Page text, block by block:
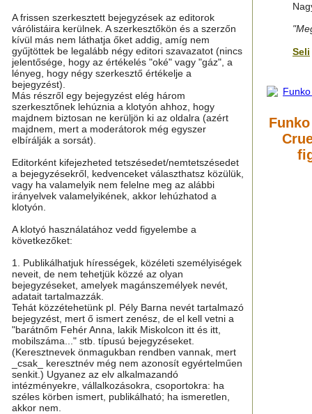
A frissen szerkesztett bejegyzések az editorok
várólistáira kerülnek. A szerkesztőkön és a szerzőn
kívül más nem láthatja őket addig, amíg nem
gyűjtöttek be legalább négy editori szavazatot (nincs
jelentősége, hogy az értékelés "oké" vagy "gáz", a
lényeg, hogy négy szerkesztő értékelje a
bejegyzést).
Más részről egy bejegyzést elég három
szerkesztőnek lehúznia a klotyón ahhoz, hogy
majdnem biztosan ne kerüljön ki az oldalra (azért
majdnem, mert a moderátorok még egyszer
elbírálják a sorsát).
Editorként kifejezheted tetszésedet/nemtetszésedet
a bejegyzésekről, kedvenceket választhatsz közülük,
vagy ha valamelyik nem felelne meg az alábbi
irányelvek valamelyikének, akkor lehúzhatod a
klotyón.
A klotyó használatához vedd figyelembe a
következőket:
1. Publikálhatjuk hírességek, közéleti személyiségek
neveit, de nem tehetjük közzé az olyan
bejegyzéseket, amelyek magánszemélyek nevét,
adatait tartalmazzák.
Tehát közzétehetünk pl. Pély Barna nevét tartalmazó
bejegyzést, mert ő ismert zenész, de el kell vetni a
"barátnőm Fehér Anna, lakik Miskolcon itt és itt,
mobilszáma..." stb. típusú bejegyzéseket.
(Keresztnevek önmagukban rendben vannak, mert
_csak_ keresztnév még nem azonosít egyértelműen
senkit.) Ugyanez az elv alkalmazandó
intézményekre, vállalkozásokra, csoportokra: ha
széles körben ismert, publikálható; ha ismeretlen,
akkor nem.
Seli